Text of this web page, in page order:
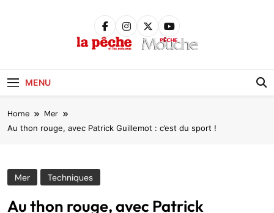
MENU
Home Mer
Au thon rouge, avec Patrick Guillemot : c’est du sport !
Mer Techniques
Au thon rouge, avec Patrick